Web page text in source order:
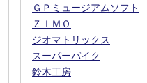
ＧＰミュージアムソフト
ＺＩＭＯ
ジオマトリックス
スーパーパイク
鈴木工房